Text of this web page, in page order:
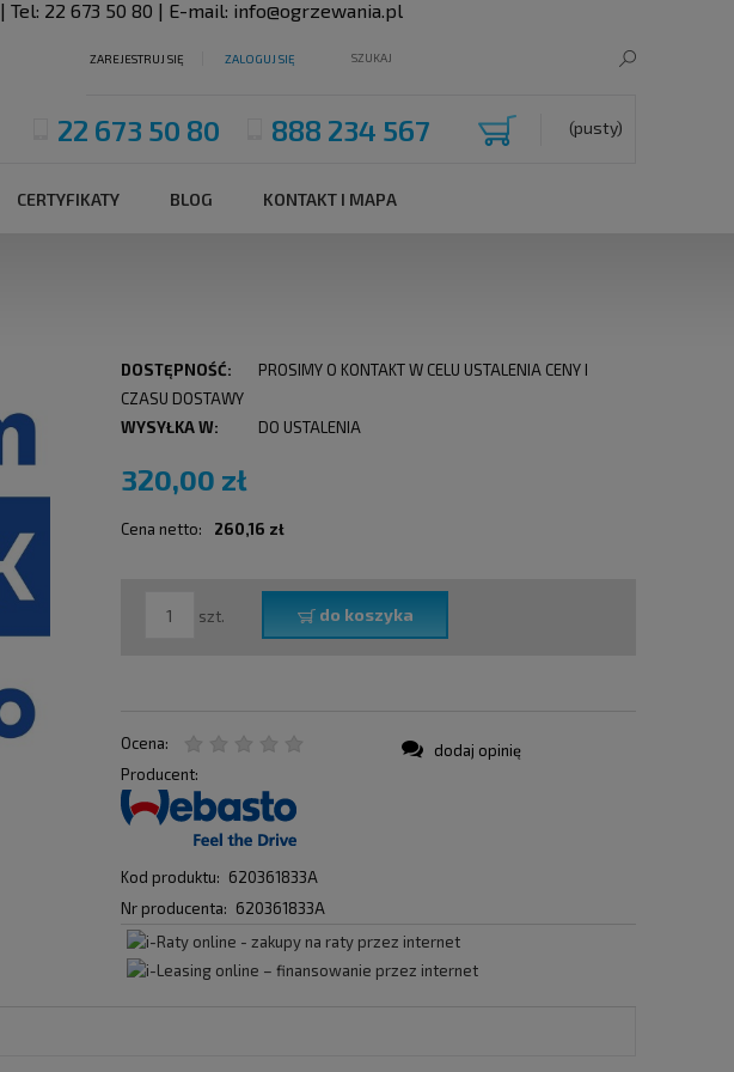
| Tel: 22 673 50 80 | E-mail: info@ogrzewania.pl
ZAREJESTRUJ SIĘ ZALOGUJ SIĘ
(pusty)
22 673 50 80 888 234 567
CERTYFIKATY BLOG KONTAKT I MAPA
DOSTĘPNOŚĆ:
PROSIMY O KONTAKT W CELU USTALENIA CENY I
CZASU DOSTAWY
WYSYŁKA W:
DO USTALENIA
320,00 zł
Cena netto: 260,16 zł
szt. do koszyka
Ocena:
Producent:
Kod produktu: 620361833A
Nr producenta: 620361833A
dodaj opinię